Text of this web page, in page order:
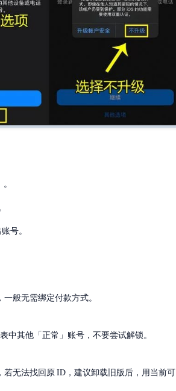
号。
般无需绑定付款方式。
其他「正常」账号，不要尝试解锁。
无法找回原 ID，建议卸载旧版后，用当前可